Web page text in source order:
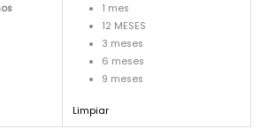
1 mes
12 MESES
3 meses
6 meses
9 meses
Limpiar